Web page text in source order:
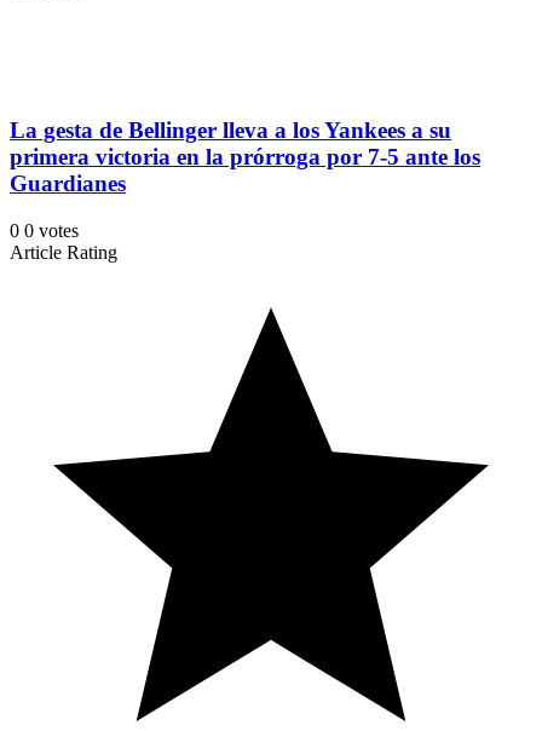
La gesta de Bellinger lleva a los Yankees a su
primera victoria en la prórroga por 7-5 ante los
Guardianes
0 0 votes
Article Rating